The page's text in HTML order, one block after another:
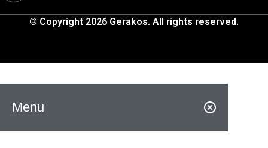
© Copyright 2026 Gerakos. All rights reserved.
Menu